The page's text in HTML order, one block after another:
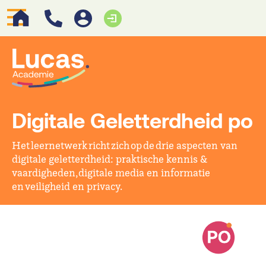
Digitale Geletterdheid po
Het leernetwerk richt zich op de drie aspecten van
digitale geletterdheid: praktische kennis &
vaardigheden, digitale media en informatie
en veiligheid en privacy.